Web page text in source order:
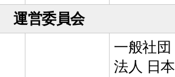
運営委員会
一般社団
法人 日本